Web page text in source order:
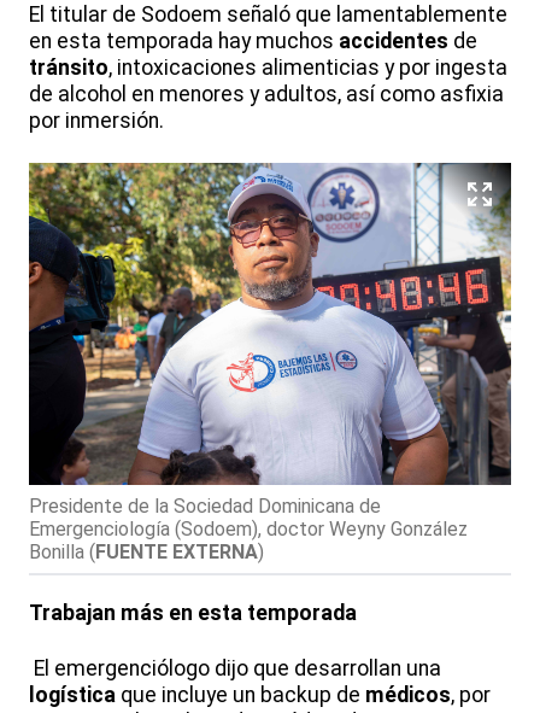
El titular de Sodoem señaló que lamentablemente
en esta temporada hay muchos accidentes de
tránsito, intoxicaciones alimenticias y por ingesta
de alcohol en menores y adultos, así como asfixia
por inmersión.
Presidente de la Sociedad Dominicana de
Emergenciología (Sodoem), doctor Weyny González
Bonilla (FUENTE EXTERNA)
Trabajan más en esta temporada
El emergenciólogo dijo que desarrollan una
logística que incluye un backup de médicos, por